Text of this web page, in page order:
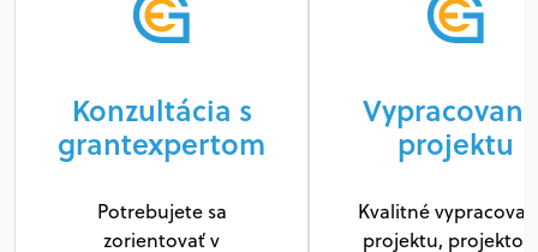
Konzultácia s
grantexpertom
Potrebujete sa
zorientovať v
projektu
Kvalitné
projektu,